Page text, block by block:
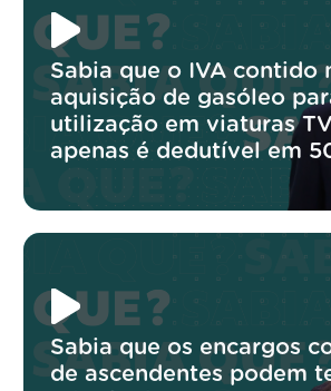
Sabia que o IVA contido
aquisição de gasóleo
utilização em viaturas
apenas é dedutível em
Sabia que os encargos
de ascendentes podem